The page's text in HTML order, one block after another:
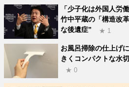
「少子化は外国人労
竹中平蔵の「構造改
な後遺症”
★ 1
お風呂掃除の仕上げ
きくコンパクトな水
★ 0